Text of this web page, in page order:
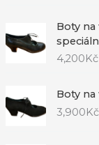
Boty na
4,200 Kč
Boty na
3,900Kč